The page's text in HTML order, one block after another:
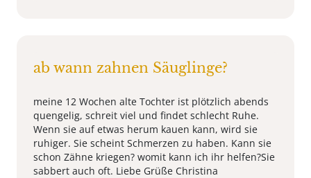
ab wann zahnen Säuglinge?
meine 12 Wochen alte Tochter ist plötzlich abends
quengelig, schreit viel und findet schlecht Ruhe.
Wenn sie auf etwas herum kauen kann, wird sie
ruhiger. Sie scheint Schmerzen zu haben. Kann sie
schon Zähne kriegen? womit kann ich ihr helfen?Sie
sabbert auch oft. Liebe Grüße Christina